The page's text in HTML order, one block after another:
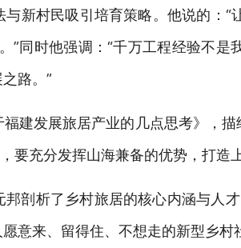
与新村民吸引培育策略。他说的 ： “
”同时他强调：“千万工程经验不
路。”
建发展旅居产业的几点思考》，
要充分发挥山海兼备的优势，打造
剖析了乡村旅居的核心内涵与人
意来、留得住、不想走的新型乡村